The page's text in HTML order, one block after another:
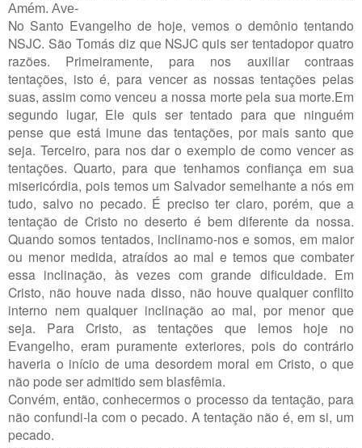
Amém. Ave-
No Santo Evangelho de hoje, vemos o demônio tentando
NSJC. São Tomás diz que NSJC quis ser tentadopor quatro
razões. Primeiramente, para nos auxiliar contraas
tentações, isto é, para vencer as nossas tentações pelas
suas, assim como venceu a nossa morte pela sua morte.Em
segundo lugar, Ele quis ser tentado para que ninguém
pense que está imune das tentações, por mais santo que
seja. Terceiro, para nos dar o exemplo de como vencer as
tentações. Quarto, para que tenhamos confiança em sua
misericórdia, pois temos um Salvador semelhante a nós em
tudo, salvo no pecado. É preciso ter claro, porém, que a
tentação de Cristo no deserto é bem diferente da nossa.
Quando somos tentados, inclinamo-nos e somos, em maior
ou menor medida, atraídos ao mal e temos que combater
essa inclinação, às vezes com grande dificuldade. Em
Cristo, não houve nada disso, não houve qualquer conflito
interno nem qualquer inclinação ao mal, por menor que
seja. Para Cristo, as tentações que lemos hoje no
Evangelho, eram puramente exteriores, pois do contrário
haveria o início de uma desordem moral em Cristo, o que
não pode ser admitido sem blasfêmia.
Convém, então, conhecermos o processo da tentação, para
não confundi-la com o pecado. A tentação não é, em si, um
pecado.